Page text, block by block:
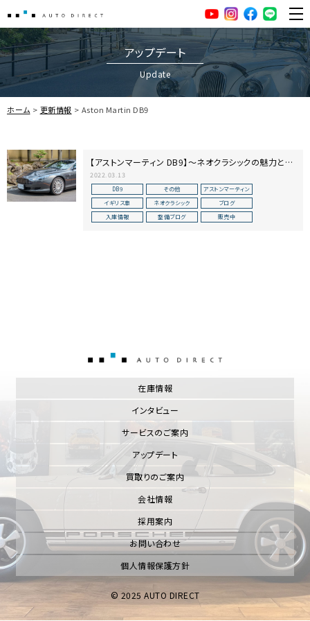
AUTO DIRECT YouTubeInstagramfacebook
LINE
アップデート
Update
ホーム 更新情報 Aston Martin DB9
【アストンマーティン DB9】～ネオクラシックの魅力と商
品化～
2022.03.13
DB9 その他
アストンマーティン
イギリス車
ネオクラシック
ブログ
入庫情報
整備ブログ 販売中
在庫情報
インタビュー
サービスのご案内
アップデート
買取りのご案内
会社情報
採用案内
お問い合わせ
個人情報保護方針
© 2025 AUTO DIRECT